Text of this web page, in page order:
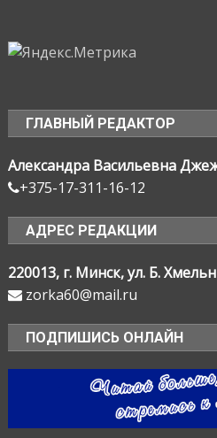
ГЛАВНЫЙ РЕДАКТОР
Александра Васильевна
+375-17-311-16-12
АДРЕС РЕДАКЦИИ
220013, г. Минск, ул. Б.
zorka60@mail.ru
ПОДПИШИСЬ ОНЛАЙН